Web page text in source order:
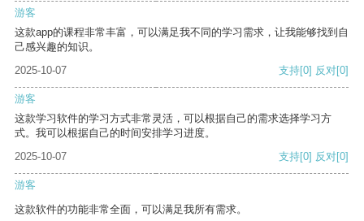
游客
这款app的课程非常丰富，可以满足我不同的学习需求，让我能够找到自
己感兴趣的知识。
2025-10-07
支持[0] 反对[0]
游客
这款学习软件的学习方式非常灵活，可以根据自己的需求选择学习方
式。我可以根据自己的时间安排学习进度。
2025-10-07
支持[0] 反对[0]
游客
这款软件的功能非常全面，可以满足我所有需求。